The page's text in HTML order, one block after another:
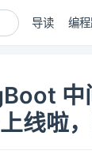
导读 编
线啦